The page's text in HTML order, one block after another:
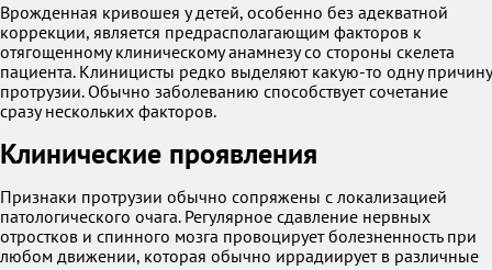
Врожденная кривошея у детей, особенно без адекватной
коррекции, является предрасполагающим факторов к
отягощенному клиническому анамнезу со стороны скелета
пациента. Клиницисты редко выделяют какую-то одну причину
протрузии. Обычно заболеванию способствует сочетание
сразу нескольких факторов.
Клинические проявления
Признаки протрузии обычно сопряжены с локализацией
патологического очага. Регулярное сдавление нервных
отростков и спинного мозга провоцирует болезненность при
любом движении, которая обычно иррадиирует в различные